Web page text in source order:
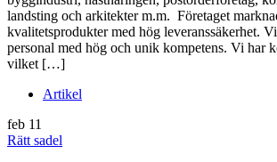
landsting och arkitekter m.m. Företaget
kvalitetsprodukter med hög leveranssäkerhet.
personal med hög och unik kompetens. Vi har
vilket […]
Artikel
feb 11
Rätt sadel